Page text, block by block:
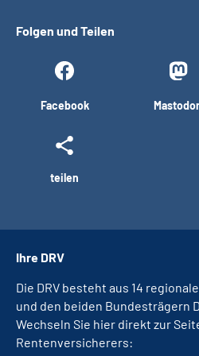
Folgen und Teilen
Facebook
teilen
Ihre DRV
Die DRV besteht aus 14
und den beiden Bundesträgern
Wechseln Sie hier direkt zur
Rentenversicherers: